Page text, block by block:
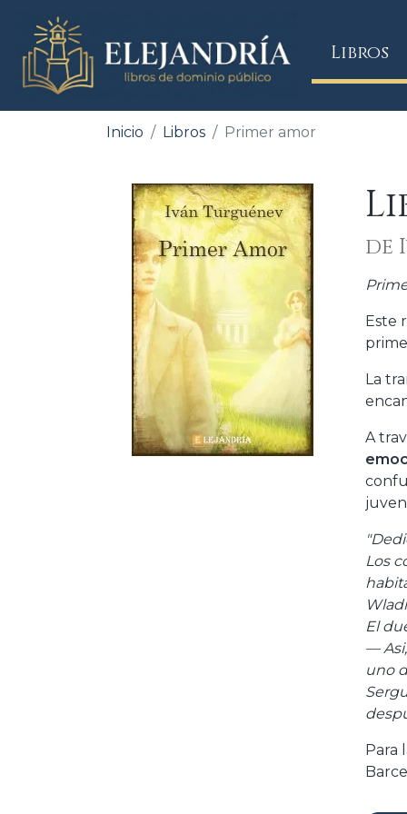
Libros
Inicio Libros Primer amor
de
Este
La
A
Los
El
—
uno
Para